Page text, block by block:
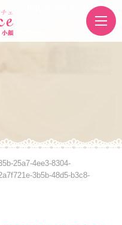
My Luce's STORE
25a7-4ee3-8304-
3b5b-48d5-b3c8-